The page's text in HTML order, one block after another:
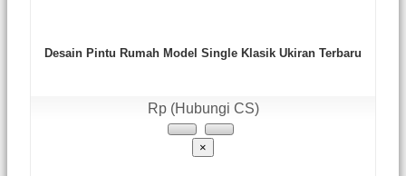
Desain Pintu Rumah Model Single Klasik Ukiran Terbaru
Rp (Hubungi CS)
×